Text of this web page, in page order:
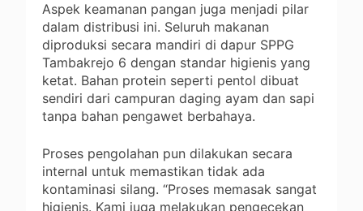
Aspek keamanan pangan juga menjadi pilar
dalam distribusi ini. Seluruh makanan
diproduksi secara mandiri di dapur SPPG
Tambakrejo 6 dengan standar higienis yang
ketat. Bahan protein seperti pentol dibuat
sendiri dari campuran daging ayam dan sapi
tanpa bahan pengawet berbahaya.
Proses pengolahan pun dilakukan secara
internal untuk memastikan tidak ada
kontaminasi silang. “Proses memasak sangat
higienis. Kami juga melakukan pengecekan